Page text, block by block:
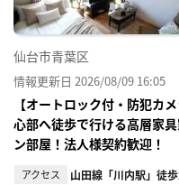
仙台市青葉区
情報更新日 2026/08/09 16:05
【オートロック付・防犯カ
心部へ徒歩で行ける高層家
ン部屋！法人様契約歓迎！
アクセス 山田線「川内駅」徒